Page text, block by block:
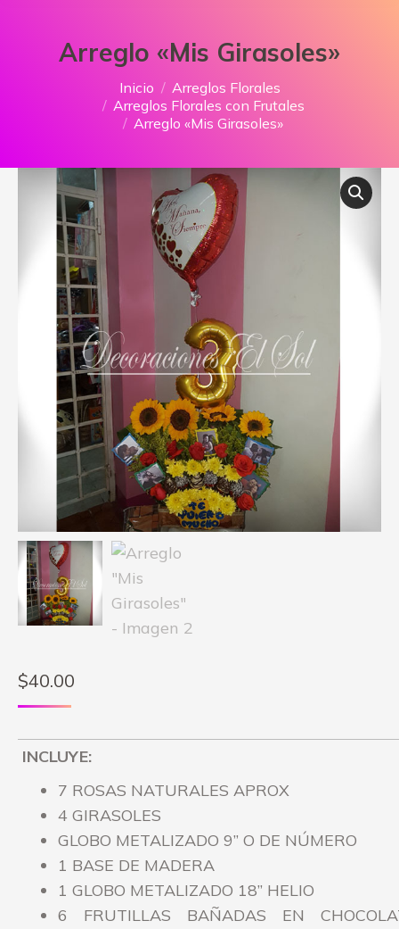
Arreglo «Mis Girasoles»
Inicio
Arreglos Florales
Arreglos Florales con Frutales
Arreglo «Mis Girasoles»
$40.00
INCLUYE:
7 ROSAS NATURALES APROX
4 GIRASOLES
GLOBO METALIZADO 9” O DE NÚMERO
1 BASE DE MADERA
1 GLOBO METALIZADO 18” HELIO
6 FRUTILLAS BAÑADAS EN